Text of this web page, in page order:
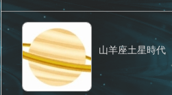
山羊座土星時代